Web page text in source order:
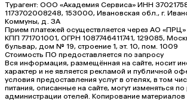
Турагент: ООО «Академия Сервиса» ИНН
1173702008248, 153000, Ивановская обл., г.
Коммуны, д. ЗА
Прием платежей осуществляется через АО
КПП 771701001, ОГРН 1087746411741, 129085,
бульвар, дом № 19, строение 1, эт. 10, пом. 1009
Стоимость ПО предоставляется по запросу
Вся информация, размещённая на сайте, носит
характер и не является рекламой и публичной
условия предоставления услуг в отелях, в том
питания, описанные на сайте, могут изменяться
администрации отелей. Копирование материалов